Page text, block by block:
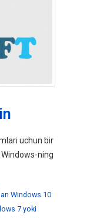
uchun bir
ning
Windows 10
7 yoki